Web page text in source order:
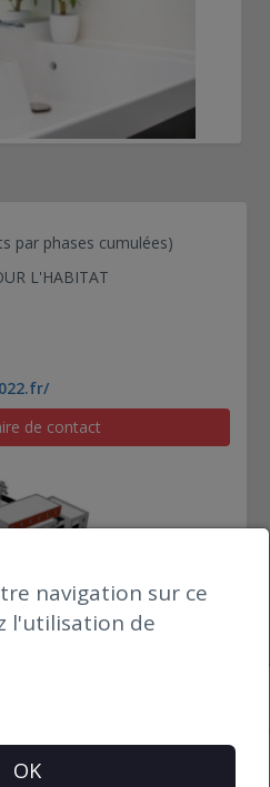
par phases cumulées)
L'HABITAT
de contact
navigation sur ce
l'utilisation de
OK